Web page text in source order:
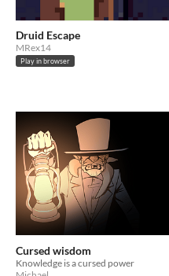
Druid Escape
MRex14
Play in browser
Cursed wisdom
Knowledge is a cursed power